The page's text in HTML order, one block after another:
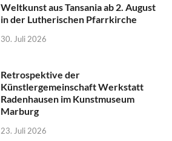
Weltkunst aus Tansania ab 2. August
in der Lutherischen Pfarrkirche
30. Juli 2026
Retrospektive der
Künstlergemeinschaft Werkstatt
Radenhausen im Kunstmuseum
Marburg
23. Juli 2026